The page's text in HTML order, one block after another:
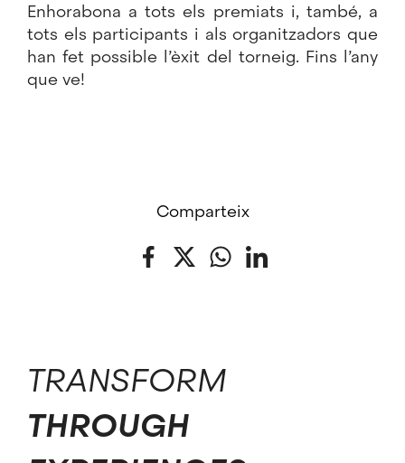
Enhorabona a tots els premiats i, també, a
tots els participants i als organitzadors que
han fet possible l’èxit del torneig. Fins l’any
que ve!
Comparteix
Facebook
Twitter WhatsApp
TRANSFORM
THROUGH